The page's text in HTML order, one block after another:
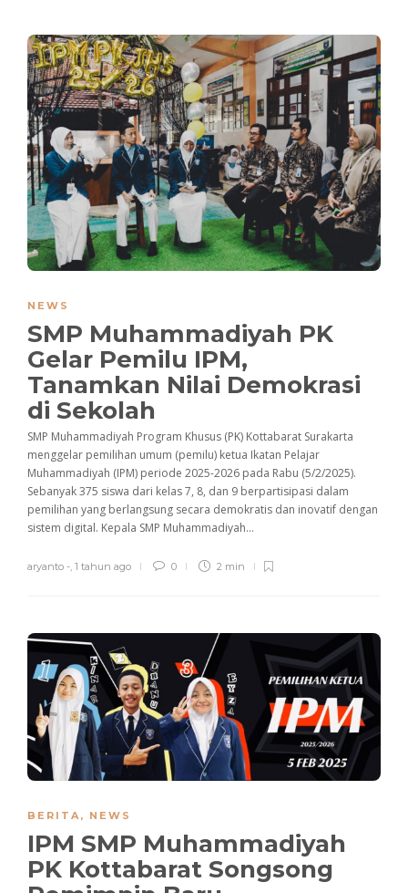
NEWS
SMP Muhammadiyah PK
Gelar Pemilu IPM,
Tanamkan Nilai Demokrasi
di Sekolah
SMP Muhammadiyah Program Khusus (PK) Kottabarat Surakarta
menggelar pemilihan umum (pemilu) ketua Ikatan Pelajar
Muhammadiyah (IPM) periode 2025-2026 pada Rabu (5/2/2025).
Sebanyak 375 siswa dari kelas 7, 8, dan 9 berpartisipasi dalam
pemilihan yang berlangsung secara demokratis dan inovatif dengan
sistem digital. Kepala SMP Muhammadiyah...
aryanto - 1 tahun ago 0 2 min
BERITA, NEWS
IPM SMP Muhammadiyah
PK Kottabarat Songsong